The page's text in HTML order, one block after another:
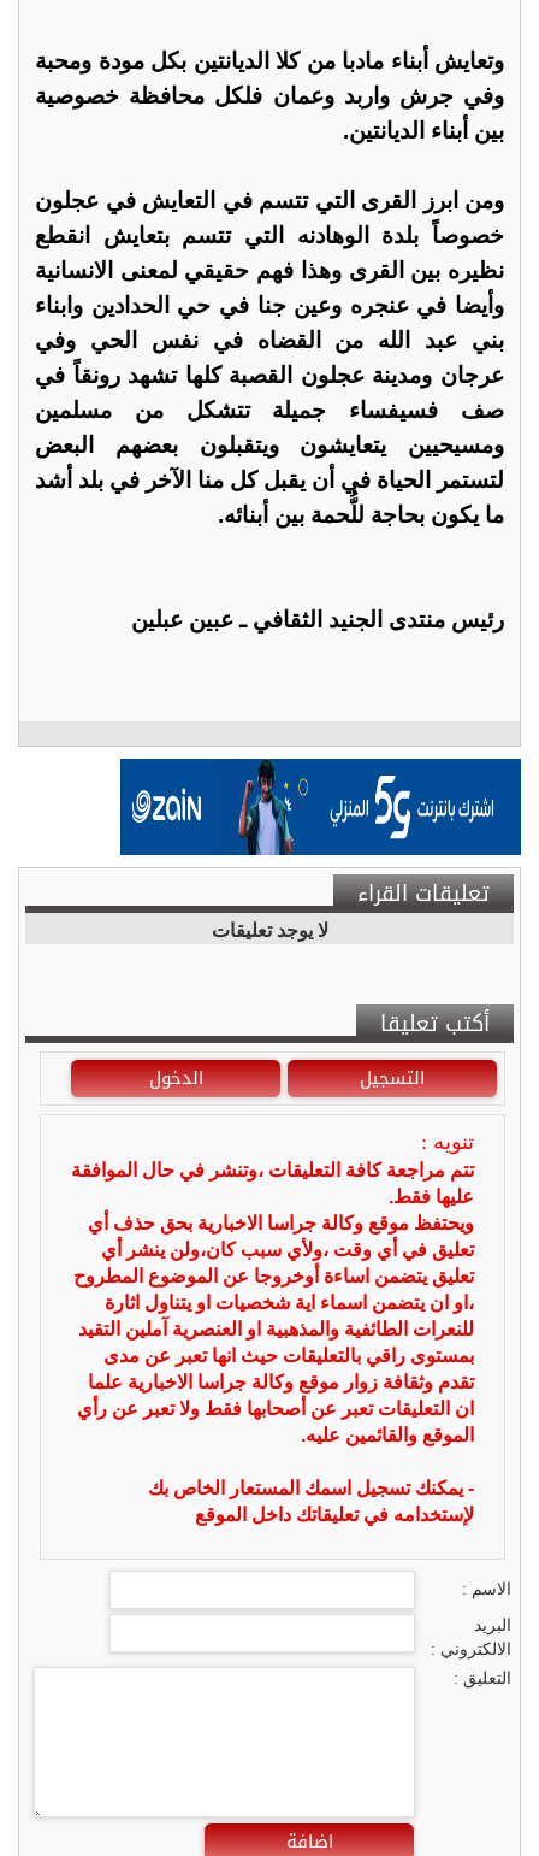
وتعايش أبناء مادبا من كلا الديانتين بكل مودة ومحبة
وفي جرش واربد وعمان فلكل محافظة خصوصية
بين أبناء الديانتين.
ومن ابرز القرى التي تتسم في التعايش في عجلون
خصوصاً بلدة الوهادنه التي تتسم بتعايش انقطع
نظيره بين القرى وهذا فهم حقيقي لمعنى الانسانية
وأيضا في عنجره وعين جنا في حي الحدادين وابناء
بني عبد الله من القضاه في نفس الحي وفي
عرجان ومدينة عجلون القصبة كلها تشهد رونقاً في
صف فسيفساء جميلة تتشكل من مسلمين
ومسيحيين يتعايشون ويتقبلون بعضهم البعض
لتستمر الحياة في أن يقبل كل منا الآخر في بلد أشد
ما يكون بحاجة للُّحمة بين أبنائه.
رئيس منتدى الجنيد الثقافي ـ عبين عبلين
تعليقات القراء
لا يوجد تعليقات
أكتب تعليقا
التسجيل الدخول
تنويه :
تتم مراجعة كافة التعليقات ،وتنشر في حال الموافقة
عليها فقط.
ويحتفظ موقع وكالة جراسا الاخبارية بحق حذف أي
تعليق في أي وقت ،ولأي سبب كان،ولن ينشر أي
تعليق يتضمن اساءة أوخروجا عن الموضوع المطروح
،او ان يتضمن اسماء اية شخصيات او يتناول اثارة
للنعرات الطائفية والمذهبية او العنصرية آملين التقيد
بمستوى راقي بالتعليقات حيث انها تعبر عن مدى
تقدم وثقافة زوار موقع وكالة جراسا الاخبارية علما
ان التعليقات تعبر عن أصحابها فقط ولا تعبر عن رأي
الموقع والقائمين عليه.
- يمكنك تسجيل اسمك المستعار الخاص بك
لإستخدامه في تعليقاتك داخل الموقع
الاسم :
البريد
الالكتروني :
التعليق :
اضافة